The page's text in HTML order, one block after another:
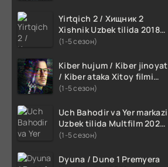
Yirtqich 2 / Хищник 2
Xishnik Uzbek tilida 2018-
2024 O'zbekcha tarjima
(1-5 сезон)
Kiber hujum / Kiber jinoyat
/ Kiber ataka Xitoy filmi
Uzbek tilida O'zbekcha
HD skachat
(1-5 сезон)
Uch Bahodir va Yer markazi
Uzbek tilida Multfilm 2025
tarjima HD skachat
(1-5 сезон)
Dyuna / Dune 1 Premyera